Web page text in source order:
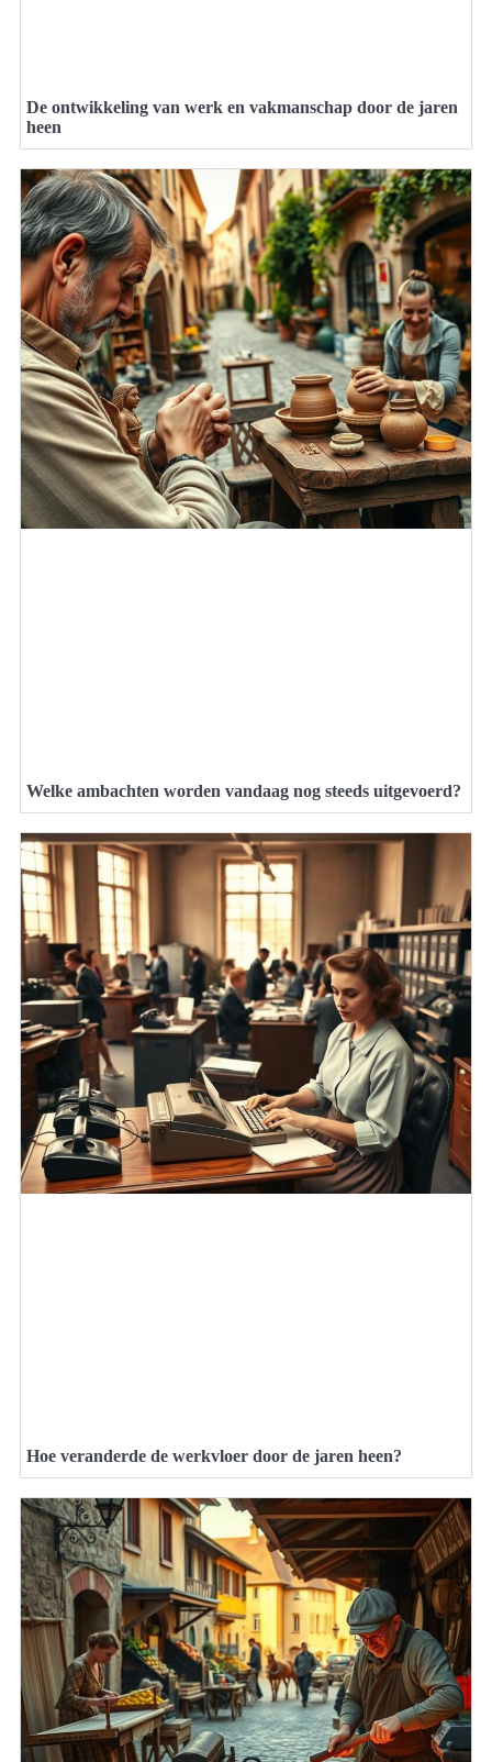
De ontwikkeling van werk en vakmanschap door de jaren
heen
Welke ambachten worden vandaag nog steeds uitgevoerd?
Hoe veranderde de werkvloer door de jaren heen?